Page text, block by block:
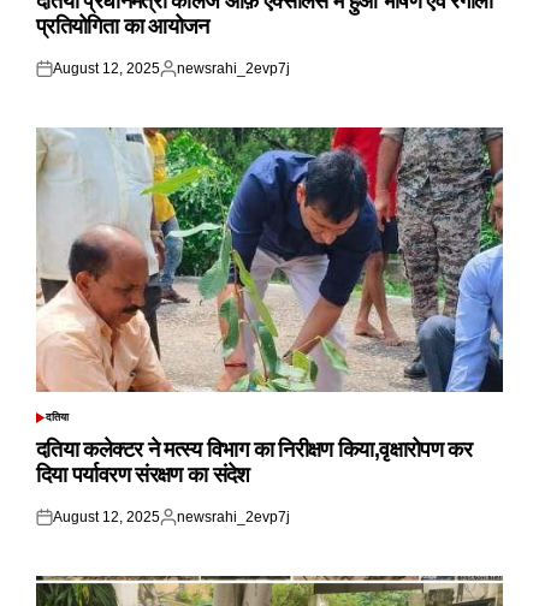
प्रतियोगिता का आयोजन
Posted
August 12, 2025
Posted
newsrahi_2evp7j
POSTED
दतिया
दतिया कलेक्टर ने मत्स्य विभाग का निरीक्षण किया,वृक्षारोपण कर
दिया पर्यावरण संरक्षण का संदेश
Posted
August 12, 2025
Posted
newsrahi_2evp7j